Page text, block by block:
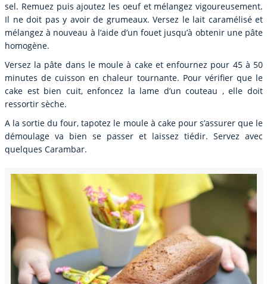
sel. Remuez puis ajoutez les oeuf et mélangez vigoureusement.
Il ne doit pas y avoir de grumeaux. Versez le lait caramélisé et
mélangez à nouveau à l’aide d’un fouet jusqu’à obtenir une pâte
homogène.
Versez la pâte dans le moule à cake et enfournez pour 45 à 50
minutes de cuisson en chaleur tournante. Pour vérifier que le
cake est bien cuit, enfoncez la lame d’un couteau , elle doit
ressortir sèche.
A la sortie du four, tapotez le moule à cake pour s’assurer que le
démoulage va bien se passer et laissez tiédir. Servez avec
quelques Carambar.